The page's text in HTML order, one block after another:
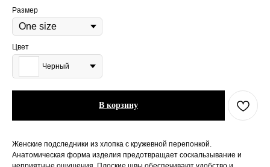
Размер
Цвет
Черный
В корзину
Женские подследники из хлопка с кружевной перепонкой.
Анатомическая форма изделия предотвращает соскальзывание и